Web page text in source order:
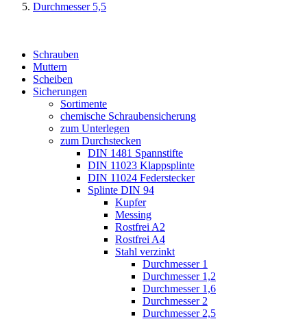
Durchmesser 5,5
Schrauben
Muttern
Scheiben
Sicherungen
Sortimente
chemische Schraubensicherung
zum Unterlegen
zum Durchstecken
DIN 1481 Spannstifte
DIN 11023 Klappsplinte
DIN 11024 Federstecker
Splinte DIN 94
Kupfer
Messing
Rostfrei A2
Rostfrei A4
Stahl verzinkt
Durchmesser 1
Durchmesser 1,2
Durchmesser 1,6
Durchmesser 2
Durchmesser 2,5